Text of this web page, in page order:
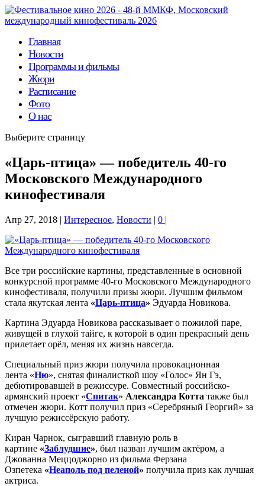
Главная
Новости
Программы и фильмы
Жюри
Расписание
Фото
О нас
Выберите страницу
«Царь-птица» — победитель 40-го
Московского Международного
кинофестиваля
Апр 27, 2018 | Интересное, Новости | 0 |
Все три российские картины, представленные в основной
конкурсной программе 40-го Московского Международного
кинофестиваля, получили призы жюри. Лучшим фильмом
стала якутская лента «Царь-птица» Эдуарда Новикова.
Картина Эдуарда Новикова рассказывает о пожилой паре,
живущей в глухой тайге, к которой в один прекрасный день
прилетает орёл, меняя их жизнь навсегда.
Специальный приз жюри получила провокационная
лента «Ню», снятая финалисткой шоу «Голос» Ян Гэ,
дебютировавшей в режиссуре. Совместный российско-
армянский проект «Спитак» Александра Котта также был
отмечен жюри. Котт получил приз «Серебряный Георгий» за
лучшую режиссёрскую работу.
Киран Чарнок, сыгравший главную роль в
картине «Заблудшие», был назван лучшим актёром, а
Джованна Меццоджорно из фильма Ферзана
Озпетека «Неаполь под пеленой» получила приз как лучшая
актриса.